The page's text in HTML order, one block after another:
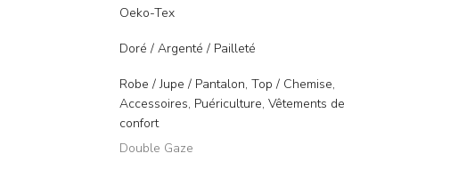
Oeko-Tex
Doré / Argenté / Pailleté
Robe / Jupe / Pantalon, Top / Chemise,
Accessoires, Puériculture, Vêtements de
confort
Double Gaze